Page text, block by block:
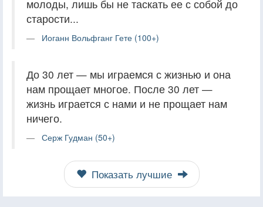
молоды, лишь бы не таскать ее с собой до
старости...
Иоганн Вольфганг Гете (100+)
До 30 лет — мы играемся с жизнью и она
нам прощает многое. После 30 лет —
жизнь играется с нами и не прощает нам
ничего.
Серж Гудман (50+)
Показать лучшие